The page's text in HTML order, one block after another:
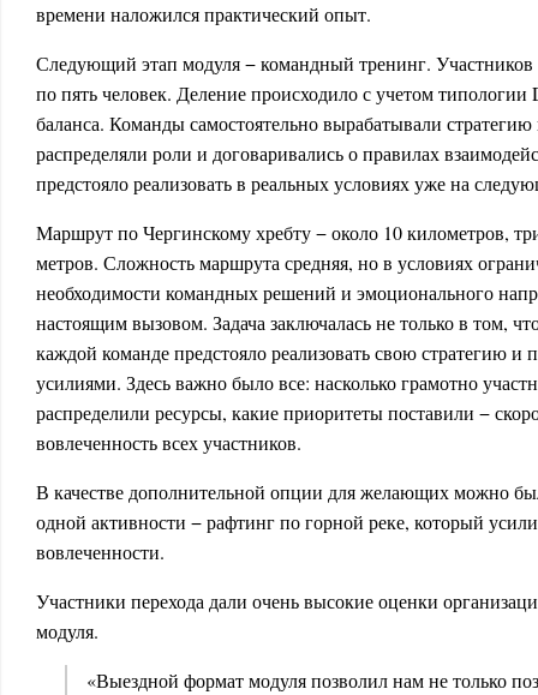
времени наложился практический опыт.
Следующий этап модуля − командный тренинг. Участников
по пять человек. Деление происходило с учетом
баланса. Команды самостоятельно вырабатывали
распределяли роли и договаривались о правилах
предстояло реализовать в реальных условиях уже на
Маршрут по Чергинскому хребту − около 10 километров,
метров. Сложность маршрута средняя, но в условиях
необходимости командных решений и эмоционального
настоящим вызовом. Задача заключалась не только в том,
каждой команде предстояло реализовать свою стратегию
усилиями. Здесь важно было все: насколько грамотно
распределили ресурсы, какие приоритеты поставили −
вовлеченность всех участников.
В качестве дополнительной опции для желающих можно
одной активности − рафтинг по горной реке, который
вовлеченности.
Участники перехода дали очень высокие оценки
модуля.
«Выездной формат модуля позволил нам не только